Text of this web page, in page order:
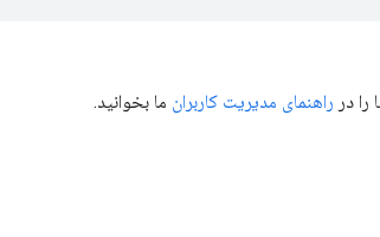
در راهنمای مدیریت کاربران ما بخوانید.